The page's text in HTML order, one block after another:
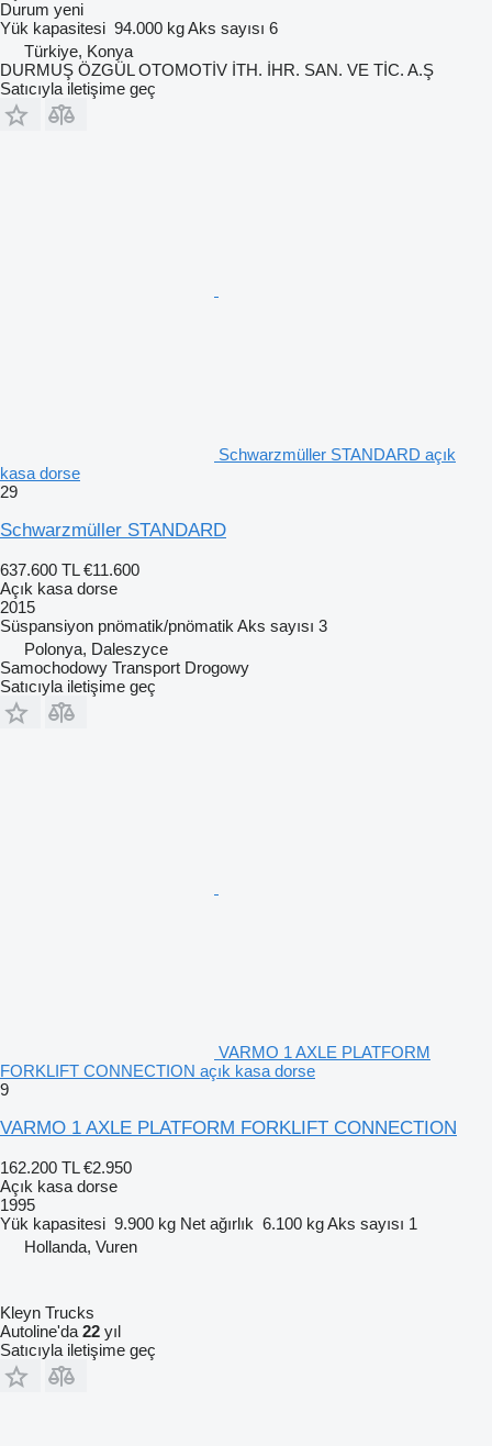
Durum yeni
Yük kapasitesi 94.000 kgAks sayısı 6
Türkiye, Konya
DURMUŞ ÖZGÜL OTOMOTİV İTH. İHR. SAN. VE TİC. A.Ş
Satıcıyla iletişime geç
Schwarzmüller STANDARD açık
kasa dorse
29
Schwarzmüller STANDARD
637.600 TL €11.600
Açık kasa dorse
2015
Süspansiyon pnömatik/pnömatik Aks sayısı 3
Polonya, Daleszyce
Samochodowy Transport Drogowy
Satıcıyla iletişime geç
VARMO 1 AXLE PLATFORM
FORKLIFT CONNECTION açık kasa dorse
9
VARMO 1 AXLE PLATFORM FORKLIFT CONNECTION
162.200 TL €2.950
Açık kasa dorse
1995
Yük kapasitesi 9.900 kg Net ağırlık 6.100 kgAks sayısı 1
Hollanda, Vuren
Kleyn Trucks
Autoline'da 22 yıl
Satıcıyla iletişime geç